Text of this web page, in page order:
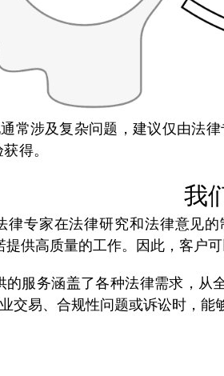
常涉及复杂问题，建议仅由法
得。
我
律专家在法律研究和法律意见
提供高质量的工作。因此，客户
的服务涵盖了各种法律需求，
交易、合规性问题或诉讼时，能